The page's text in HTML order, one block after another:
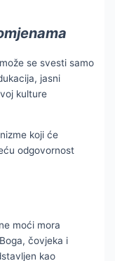
se svesti samo
jasni
kulture
koji će
odgovornost
moći mora
čovjeka i
kao